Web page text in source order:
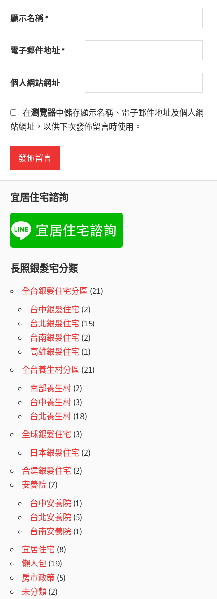
顯示名稱*
電子郵件地址*
個人網站網址
在瀏覽器中儲存顯示名稱、電子郵件地址及個人網
站網址，以供下次發佈留言時使用。
宜居住宅諮詢
長照銀髮宅分類
全台銀髮住宅分區 (21)
台中銀髮住宅 (2)
台北銀髮住宅 (15)
台南銀髮住宅 (2)
高雄銀髮住宅 (1)
全台養生村分區 (21)
南部養生村 (2)
台中養生村 (3)
台北養生村 (18)
全球銀髮住宅 (3)
日本銀髮住宅 (2)
合建銀髮住宅 (2)
安養院 (7)
台中安養院 (1)
台北安養院 (5)
台南安養院 (1)
宜居住宅 (8)
懶人包 (19)
房市政策 (5)
未分類 (2)